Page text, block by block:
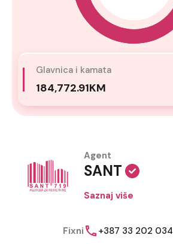
Glavnica i kamata
184,772.91KM
Agent
SANT
Saznaj više
Fixni
+387 33 202 034